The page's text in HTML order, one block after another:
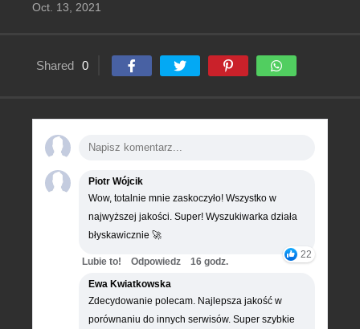
Oct. 13, 2021
Shared 0
Piotr Wójcik
Wow, totalnie mnie zaskoczyło! Wszystko w
najwyższej jakości. Super! Wyszukiwarka działa
błyskawicznie 🚀
22
Lubie to! Odpowiedz
16 godz.
Ewa Kwiatkowska
Zdecydowanie polecam. Najlepsza jakość w
porównaniu do innych serwisów. Super szybkie